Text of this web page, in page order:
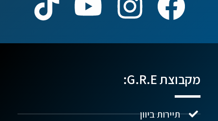
מקבוצת G.R.E:
תיירות ביוון